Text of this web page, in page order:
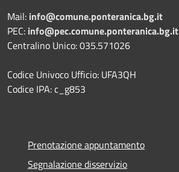
Mail: info@comune.ponteranica.bg.it
PEC: info@pec.comune.ponteranica.bg.it
Centralino Unico: 035.571026
Codice Univoco Ufficio: UFA3QH
Codice IPA: c_g853
Prenotazione appuntamento
Segnalazione disservizio